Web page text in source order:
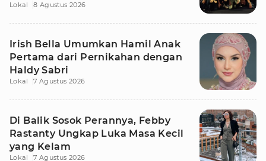
Lokal 8 Agustus 2026
Irish Bella Umumkan Hamil Anak
Pertama dari Pernikahan dengan
Haldy Sabri
Lokal 7 Agustus 2026
Di Balik Sosok Perannya, Febby
Rastanty Ungkap Luka Masa Kecil
yang Kelam
Lokal 7 Agustus 2026